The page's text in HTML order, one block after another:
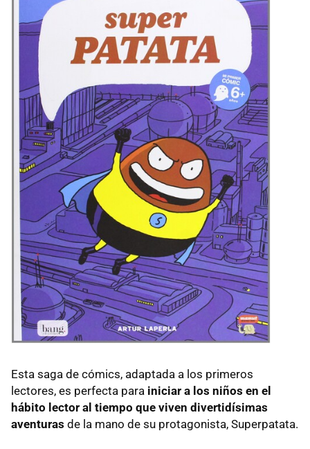
Esta saga de cómics, adaptada a los primeros
lectores, es perfecta para iniciar a los niños en el
hábito lector al tiempo que viven divertidísimas
aventuras de la mano de su protagonista, Superpatata.